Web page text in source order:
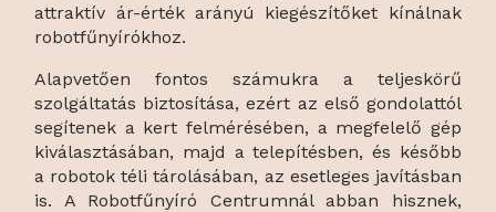
attraktív ár-érték arányú kiegészítőket kínálnak
robotfűnyírókhoz.
Alapvetően fontos számukra a teljeskörű
szolgáltatás biztosítása, ezért az első gondolattól
segítenek a kert felmérésében, a megfelelő gép
kiválasztásában, majd a telepítésben, és később
a robotok téli tárolásában, az esetleges javításban
is. A Robotfűnyíró Centrumnál abban hisznek,